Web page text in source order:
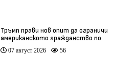
Тръмп прави нов опит да ограничи
американското гражданство по
рождение
07 август 2026 56